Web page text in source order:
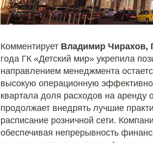
Комментирует Владимир Чирахов,
года ГК «Детский мир» укрепила
направлением менеджмента
высокую операционную
квартала доля расходов на аренду
продолжает внедрять лучшие
расписание розничной сети.
обеспечивая непрерывность